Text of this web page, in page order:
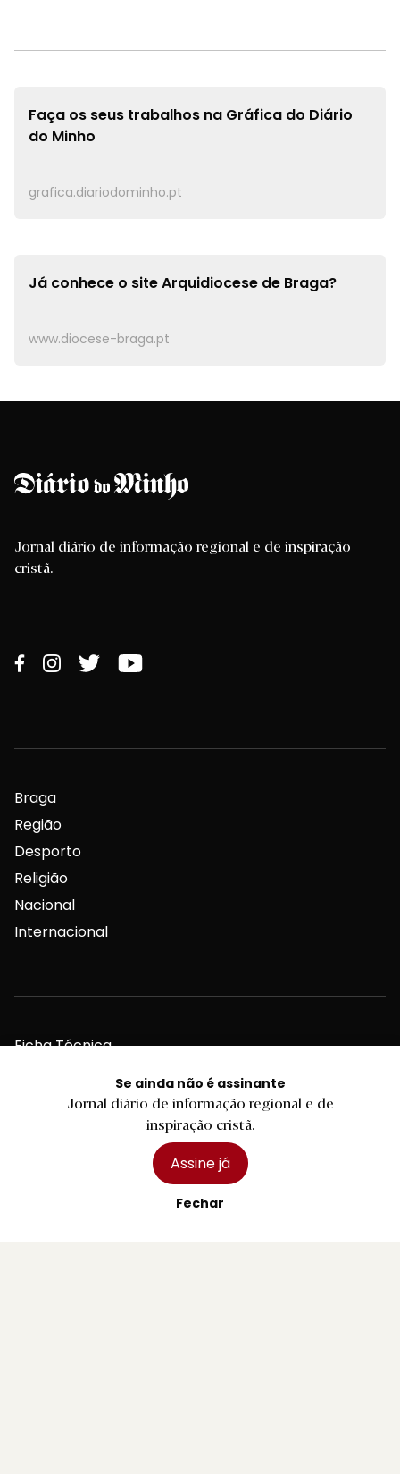
Faça os seus trabalhos na Gráfica do Diário
do Minho
grafica.diariodominho.pt
Já conhece o siteArquidiocese de Braga?
www.diocese-braga.pt
Se ainda não é assinante
Jornal diário de informação regional e de
inspiração cristã.
Assine já
Fechar
Jornal diário de informação regional e de inspiração
cristã.
Braga
Região
Desporto
Religião
Nacional
Internacional
Ficha Técnica
Assinaturas